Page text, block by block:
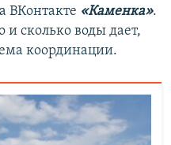
ВКонтакте «Каменка».
и сколько воды дает,
координации.